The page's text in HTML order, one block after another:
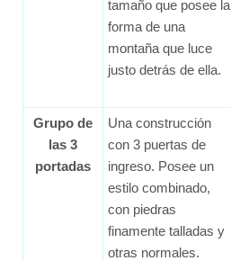
tamaño que posee la
forma de una
montaña que luce
justo detrás de ella.
Grupo de
las 3
portadas
Una construcción
con 3 puertas de
ingreso. Posee un
estilo combinado,
con piedras
finamente talladas y
otras normales.